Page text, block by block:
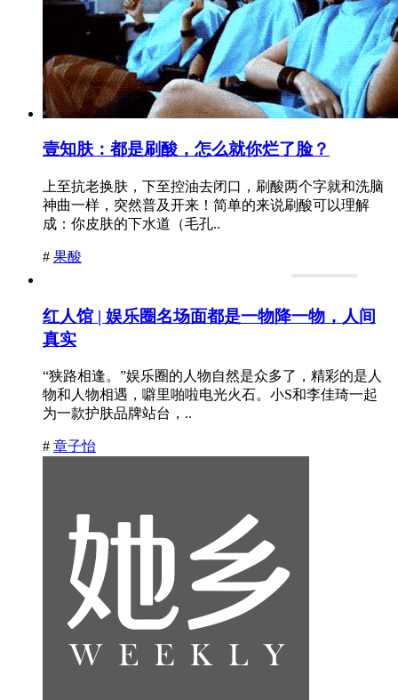
壹知肤：都是刷酸，怎么就你烂了脸？
上至抗老换肤，下至控油去闭口，刷酸两个字就和洗脑
神曲一样，突然普及开来！简单的来说刷酸可以理解
成：你皮肤的下水道（毛孔..
# 果酸
红人馆 | 娱乐圈名场面都是一物降一物，人间
真实
“狭路相逢。”娱乐圈的人物自然是众多了，精彩的是人
物和人物相遇，噼里啪啦电光火石。小S和李佳琦一起
为一款护肤品牌站台，..
# 章子怡